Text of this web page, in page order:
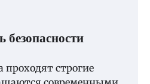
проходят строгие